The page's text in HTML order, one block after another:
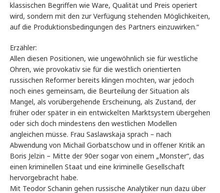
klassischen Begriffen wie Ware, Qualität und Preis operiert
wird, sondern mit den zur Verfügung stehenden Möglichkeiten,
auf die Produktionsbedingungen des Partners einzuwirken.“
Erzähler:
Allen diesen Positionen, wie ungewöhnlich sie für westliche
Ohren, wie provokativ sie für die westlich orientierten
russischen Reformer bereits klingen mochten, war jedoch
noch eines gemeinsam, die Beurteilung der Situation als
Mangel, als vorübergehende Erscheinung, als Zustand, der
früher oder später in ein entwickelten Marktsystem übergehen
oder sich doch mindestens den westlichen Modellen
angleichen müsse. Frau Saslawskaja sprach – nach
Abwendung von Michail Gorbatschow und in offener Kritik an
Boris Jelzin – Mitte der 90er sogar von einem „Monster“, das
einen kriminellen Staat und eine kriminelle Gesellschaft
hervorgebracht habe.
Mit Teodor Schanin gehen russische Analytiker nun dazu über